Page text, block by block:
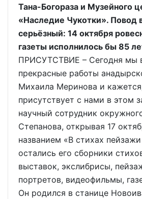
Тана-Богораза и Музейного
«Наследие Чукотки». Повод
серьёзный: 14 октября
газеты исполнилось бы 85
ПРИСУТСТВИЕ – Сегодня мы
прекрасные работы
Михаила Меринова и
присутствует с нами в этом
научный сотрудник
Степанова, открывая 17
названием «В стихах
остались его сборники
выставок, экслибрисы,
портретов, видеофильмы,
Он родился в станице